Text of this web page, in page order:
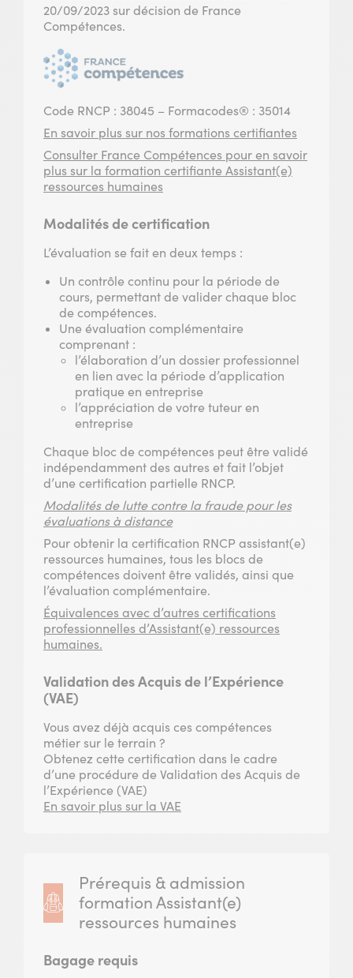
20/09/2023 sur décision de France
Compétences.
Code RNCP : 38045 – Formacodes® : 35014
En savoir plus sur nos formations certifiantes
Consulter France Compétences pour en savoir
plus sur la formation certifiante Assistant(e)
ressources humaines
Modalités de certification
L’évaluation se fait en deux temps :
Un contrôle continu pour la période de
cours, permettant de valider chaque bloc
de compétences.
Une évaluation complémentaire
comprenant :
l’élaboration d’un dossier professionnel
en lien avec la période d’application
pratique en entreprise
l’appréciation de votre tuteur en
entreprise
Chaque bloc de compétences peut être validé
indépendamment des autres et fait l’objet
d’une certification partielle RNCP.
Modalités de lutte contre la fraude pour les
évaluations à distance
Pour obtenir la certification RNCP assistant(e)
ressources humaines, tous les blocs de
compétences doivent être validés, ainsi que
l’évaluation complémentaire.
Équivalences avec d’autres certifications
professionnelles d’Assistant(e) ressources
humaines.
Validation des Acquis de l’Expérience
(VAE)
Vous avez déjà acquis ces compétences
métier sur le terrain ?
Obtenez cette certification dans le cadre
d’une procédure de Validation des Acquis de
l’Expérience (VAE)
En savoir plus sur la VAE
Prérequis & admission
formation Assistant(e)
ressources humaines
Bagage requis